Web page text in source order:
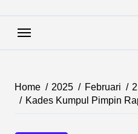
Home 2025 Februari
Kades Kumpul Pimpin